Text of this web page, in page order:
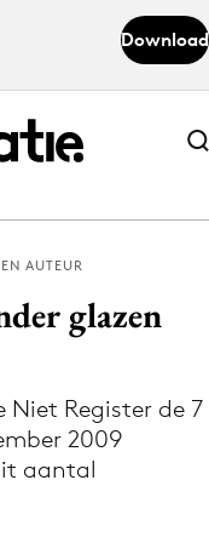
Download
Abonneer nu
Abonneer nu
de Adformatie
AUTEUR
glazen
Niet Register de 7
2009
aantal